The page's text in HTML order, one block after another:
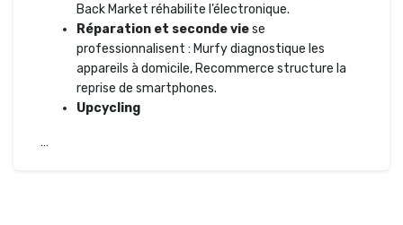
Back Market réhabilite l’électronique.
Réparation et seconde viese
professionnalisent : Murfy diagnostique les
appareils à domicile, Recommerce structure la
reprise de smartphones.
Upcycling
…